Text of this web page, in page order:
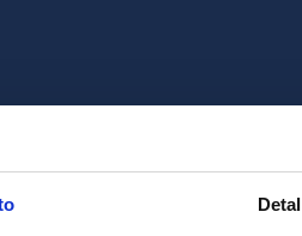
link